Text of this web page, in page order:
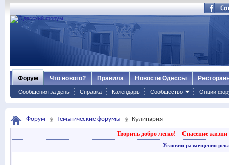
Форум
Сообщения за день Справка Календарь Сообщество Опции
Что нового? Правила Новости Одессы
Форум Тематические форумы Кулинария
Творить добро легко! Спасение жизни
Условия размещения